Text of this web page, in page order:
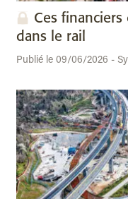
Ces
dans le rail
Publié le 09/06/2026 -